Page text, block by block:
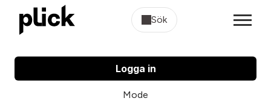
Sök
Logga in
Mode